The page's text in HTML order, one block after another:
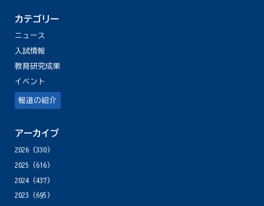
カテゴリー
ニュース
入試情報
教育研究成果
イベント
報道の紹介
アーカイブ
2026(330)
2025 (616)
2024(437)
2023 (695)